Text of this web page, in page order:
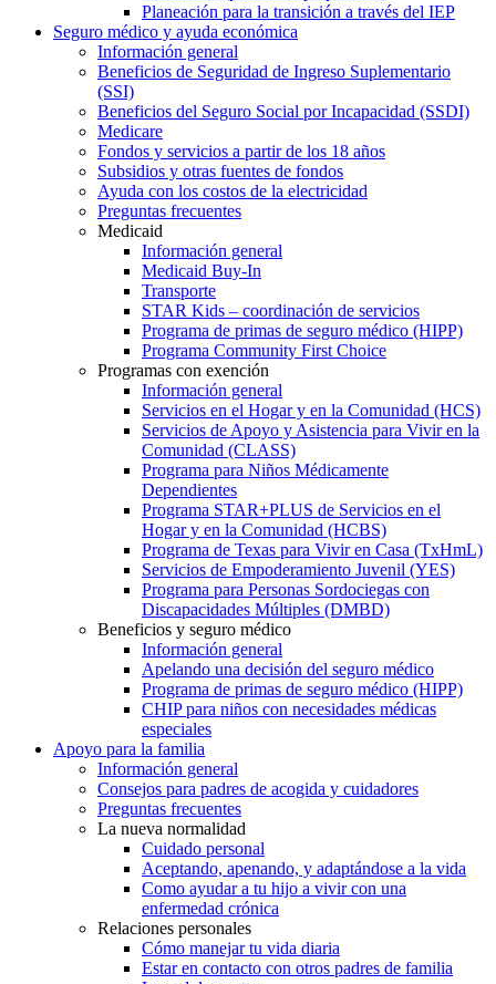
Planeación para la transición a través del IEP
Seguro médico y ayuda económica
Información general
Beneficios de Seguridad de Ingreso Suplementario
(SSI)
Beneficios del Seguro Social por Incapacidad (SSDI)
Medicare
Fondos y servicios a partir de los 18 años
Subsidios y otras fuentes de fondos
Ayuda con los costos de la electricidad
Preguntas frecuentes
Medicaid
Información general
Medicaid Buy-In
Transporte
STAR Kids – coordinación de servicios
Programa de primas de seguro médico (HIPP)
Programa Community First Choice
Programas con exención
Información general
Servicios en el Hogar y en la Comunidad (HCS)
Servicios de Apoyo y Asistencia para Vivir en la
Comunidad (CLASS)
Programa para Niños Médicamente
Dependientes
Programa STAR+PLUS de Servicios en el
Hogar y en la Comunidad (HCBS)
Programa de Texas para Vivir en Casa (TxHmL)
Servicios de Empoderamiento Juvenil (YES)
Programa para Personas Sordociegas con
Discapacidades Múltiples (DMBD)
Beneficios y seguro médico
Información general
Apelando una decisión del seguro médico
Programa de primas de seguro médico (HIPP)
CHIP para niños con necesidades médicas
especiales
Apoyo para la familia
Información general
Consejos para padres de acogida y cuidadores
Preguntas frecuentes
La nueva normalidad
Cuidado personal
Aceptando, apenando, y adaptándose a la vida
Como ayudar a tu hijo a vivir con una
enfermedad crónica
Relaciones personales
Cómo manejar tu vida diaria
Estar en contacto con otros padres de familia